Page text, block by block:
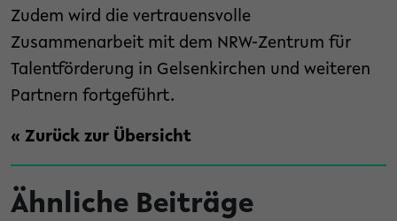
Zudem wird die vertrauensvolle
Zusammenarbeit mit dem NRW-Zentrum für
Talentförderung in Gelsenkirchen und weiteren
Partnern fortgeführt.
« Zurück zur Übersicht
Ähnliche Beiträge